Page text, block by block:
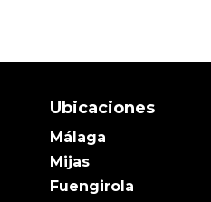
Ubicaciones
Málaga
Mijas
Fuengirola